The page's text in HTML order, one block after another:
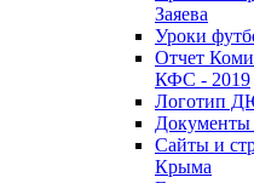
Заяева
Уроки
Отчет
КФС - 2019
Логотип
Сайты и
Крыма